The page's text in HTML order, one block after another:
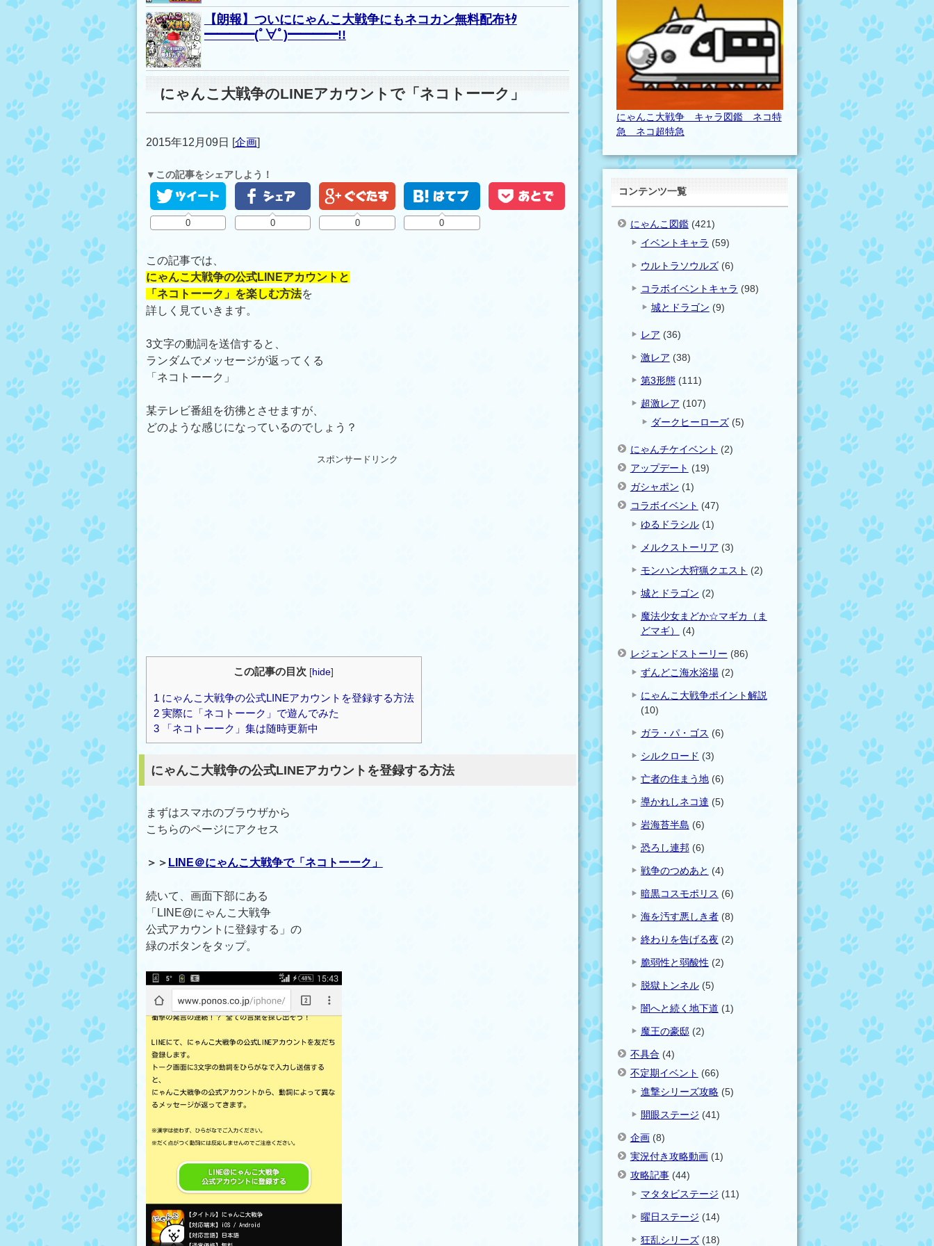
【朗報】ついににゃんこ大戦争にもネコカン無料配布ｷﾀ
━━━━(ﾟ∀ﾟ)━━━━!!
にゃんこ大戦争のLINEアカウントで「ネコトーーク」
2015年12月09日 [企画]
▼この記事をシェアしよう！
0 0 0 0
この記事では、
にゃんこ大戦争の公式LINEアカウントと
「ネコトーーク」を楽しむ方法を
詳しく見ていきます。
3文字の動詞を送信すると、
ランダムでメッセージが返ってくる
「ネコトーーク」
某テレビ番組を彷彿とさせますが、
どのような感じになっているのでしょう？
スポンサードリンク
この記事の目次 [hide]
1 にゃんこ大戦争の公式LINEアカウントを登録する方法
2実際に「ネコトーーク」で遊んでみた
3「ネコトーーク」集は随時更新中
にゃんこ大戦争の公式LINEアカウントを登録する方法
まずはスマホのブラウザから
こちらのページにアクセス
＞＞ LINE＠にゃんこ大戦争で「ネコトーーク」
続いて、画面下部にある
「LINE@にゃんこ大戦争
公式アカウントに登録する」の
緑のボタンをタップ。
にゃんこ大戦争 キャラ図鑑 ネコ特
急 ネコ超特急
コンテンツ一覧
にゃんこ図鑑(421)
イベントキャラ (59)
ウルトラソウルズ(6)
コラボイベントキャラ (98)
城とドラゴン (9)
レア (36)
激レア (38)
第3形態(111)
超激レア (107)
ダークヒーローズ(5)
にゃんチケイベント (2)
アップデート (19)
ガシャポン (1)
コラボイベント (47)
ゆるドラシル(1)
メルクストーリア (3)
モンハン大狩猟クエスト (2)
城とドラゴン (2)
魔法少女まどか☆マギカ（ま
どマギ）
(4)
レジェンドストーリー (86)
ずんどこ海水浴場(2)
にゃんこ大戦争ポイント解説
(10)
ガラ・パ・ゴス (6)
シルクロード (3)
亡者の住まう地(6)
導かれしネコ達 (5)
岩海苔半島 (6)
恐ろし連邦(6)
戦争のつめあと (4)
暗黒コスモポリス (6)
海を汚す悪しき者(8)
終わりを告げる夜 (2)
脆弱性と弱酸性 (2)
脱獄トンネル(5)
闇へと続く地下道 (1)
魔王の豪邸 (2)
不具合 (4)
不定期イベント (66)
進撃シリーズ攻略(5)
開眼ステージ (41)
企画(8)
実況付き攻略動画(1)
攻略記事(44)
マタタビステージ (11)
曜日ステージ (14)
狂乱シリーズ(18)